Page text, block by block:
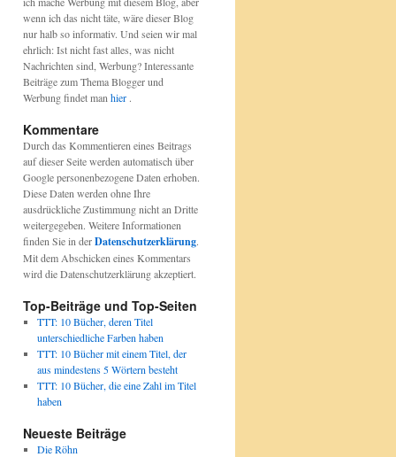
wenn ich das nicht täte, wäre dieser Blog
nur halb so informativ. Und seien wir mal
ehrlich: Ist nicht fast alles, was nicht
Nachrichten sind, Werbung? Interessante
Beiträge zum Thema Blogger und
Werbung findet man hier .
Kommentare
Durch das Kommentieren eines Beitrags
auf dieser Seite werden automatisch über
Google personenbezogene Daten erhoben.
Diese Daten werden ohne Ihre
ausdrückliche Zustimmung nicht an Dritte
weitergegeben. Weitere Informationen
finden Sie in derDatenschutzerklärung.
Mit dem Abschicken eines Kommentars
wird die Datenschutzerklärung akzeptiert.
Top-Beiträge und Top-Seiten
TTT: 10 Bücher, deren Titel
unterschiedliche Farben haben
TTT: 10 Bücher mit einem Titel, der
aus mindestens 5 Wörtern besteht
TTT: 10 Bücher, die eine Zahl im Titel
haben
Neueste Beiträge
Die Röhn